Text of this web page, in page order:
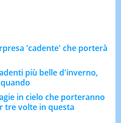
'cadente' che porterà
più belle d'inverno,
in cielo che porteranno
tre volte in questa